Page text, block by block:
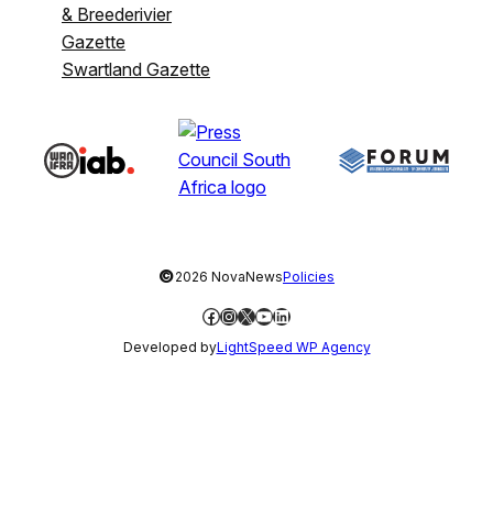
& Breederivier
Gazette
Swartland Gazette
©2026 NovaNewsPolicies
Facebook
Instagram
X YouTube
LinkedIn
Developed byLightSpeed WP Agency